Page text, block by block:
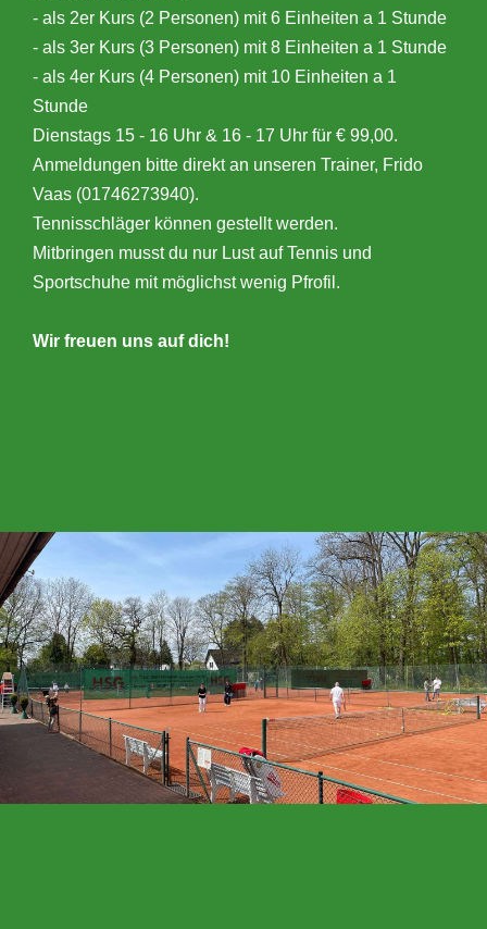
- als 2er Kurs (2 Personen) mit 6 Einheiten a 1 Stunde
- als 3er Kurs (3 Personen) mit 8 Einheiten a 1 Stunde
- als 4er Kurs (4 Personen) mit 10 Einheiten a 1
Stunde
Dienstags 15 - 16 Uhr & 16 - 17 Uhr für € 99,00.
Anmeldungen bitte direkt an unseren Trainer, Frido
Vaas (01746273940).
Tennisschläger können gestellt werden.
Mitbringen musst du nur Lust auf Tennis und
Sportschuhe mit möglichst wenig Pfrofil.
Wir freuen uns auf dich!